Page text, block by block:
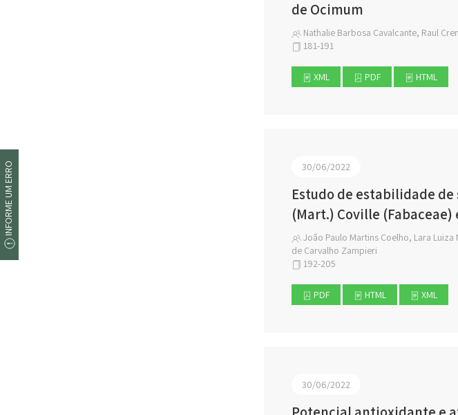
de Ocimum
Nathalie Barbosa Cavalcante, Raul
181-191
XML PDF HTML
30/06/2022
Estudo de estabilidade
(Mart.) Coville (Fabaceae)
João Paulo Martins Coelho, Lara
de Carvalho Zampieri
192-205
PDF HTML XML
30/06/2022
INFORME UM ERRO